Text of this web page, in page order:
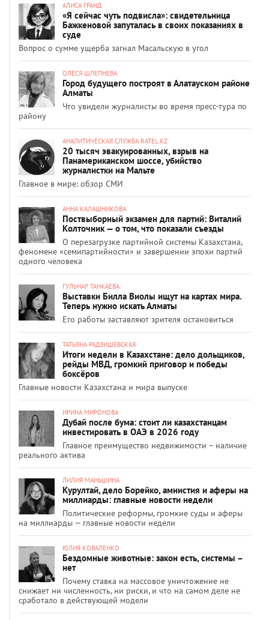
АЛИСА ГРАНД
«Я сейчас чуть подвисла»: свидетельница
Бажкеновой запуталась в своих показаниях в
суде
Вопрос о сумме ущерба загнал Масальскую в угол
ОЛЕСЯ ШЛЕПНЕВА
Город будущего построят в Алатауском районе
Алматы
Что увидели журналисты во время пресс-тура по
району
АНАЛИТИЧЕСКАЯ СЛУЖБА RATEL.KZ
20 тысяч эвакуированных, взрыв на
Панамериканском шоссе, убийство
журналистки на Мальте
Главное в мире: обзор СМИ
АННА КАЛАШНИКОВА
Поствыборный экзамен для партий: Виталий
Колточник — о том, что показали съезды
О перезагрузке партийной системы Казахстана,
феномене «семипартийности» и завершении эпохи партий
одного человека
ГУЛЬНАР ТАНКАЕВА
Выставки Билла Виолы ищут на картах мира.
Теперь нужно искать Алматы
Его работы заставляют зрителя остановиться
ТАТЬЯНА РАДЗИШЕВСКАЯ
Итоги недели в Казахстане: дело дольщиков,
рейды МВД, громкий приговор и победы
боксёров
Главные новости Казахстана и мира выпуске
ИРИНА МИРОНОВА
Дубай после бума: стоит ли казахстанцам
инвестировать в ОАЭ в 2026 году
Главное преимущество недвижимости – наличие
реального актива
ЛИЛИЯ МАНЬШИНА
Курултай, дело Борейко, амнистия и аферы на
миллиарды: главные новости недели
Политические реформы, громкие суды и аферы
на миллиарды — главные новости недели
ЮЛИЯ КОВАЛЕНКО
Бездомные животные: закон есть, системы –
нет
Почему ставка на массовое уничтожение не
снижает ни численность, ни риски, и что на самом деле не
сработало в действующей модели